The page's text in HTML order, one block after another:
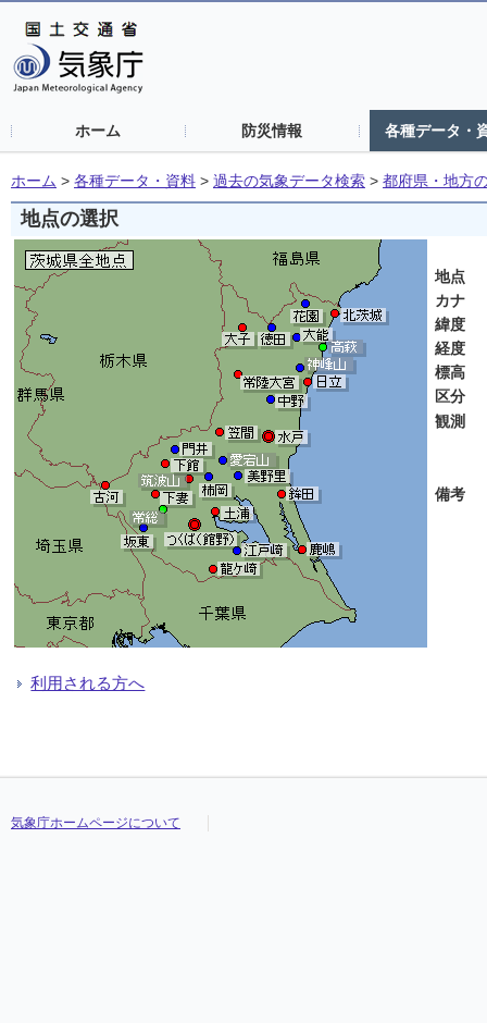
ホーム 防災情報 各種データ・
ホーム > 各種データ・資料 > 過去の気象データ検索 > 都府県・地方
地点の選択
地点
カナ
緯度
経度
標高
区分
観測
備考
利用される方へ
気象庁ホームページについて